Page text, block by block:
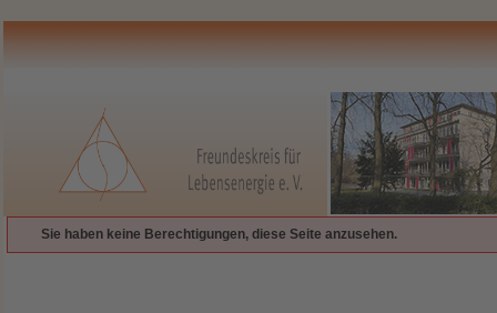
Sie haben keine Berechtigungen, diese Seite anzusehen.